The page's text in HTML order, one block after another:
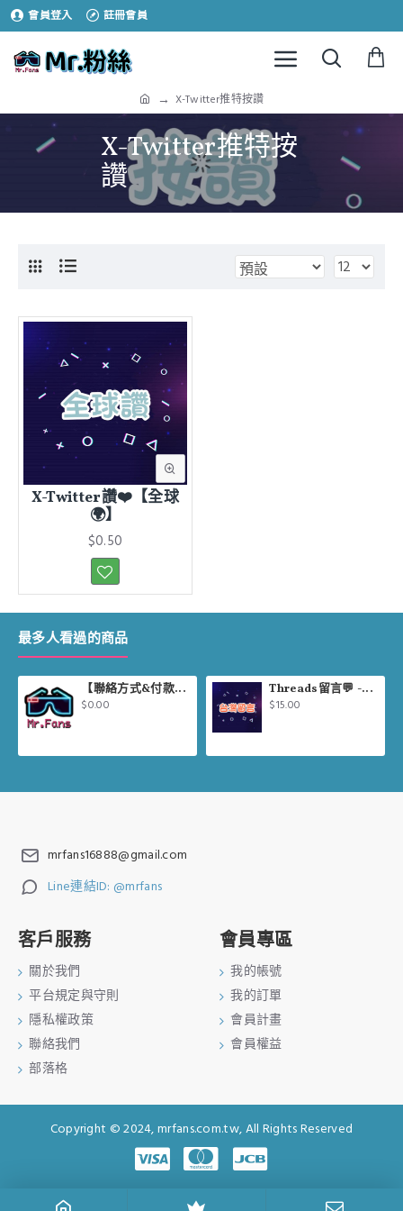
會員登入 註冊會員
X-Twitter推特按讚
X-Twitter推特按
讚
X-Twitter讚❤️【全球
🌍】
$0.50
最多人看過的商品
【聯絡方式&付款方式說明】
$0.00
Threads留言💬 -【台灣🇹🇼】
$15.00
mrfans16888@gmail.com
Line連結ID: @mrfans
客戶服務
關於我們
平台規定與守則
隱私權政策
聯絡我們
部落格
會員專區
我的帳號
我的訂單
會員計畫
會員權益
Copyright © 2024, mrfans.com.tw, All Rights Reserved